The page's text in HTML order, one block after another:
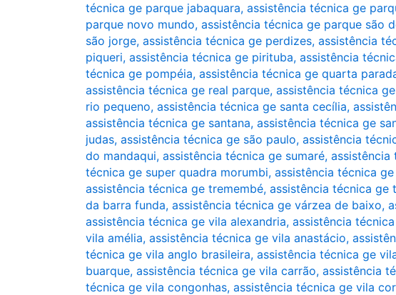
técnica ge parque jabaquara, assistência técnica ge
parque novo mundo, assistência técnica ge parque são
são jorge, assistência técnica ge perdizes, assistência
piqueri, assistência técnica ge pirituba, assistência
técnica ge pompéia, assistência técnica ge quarta
assistência técnica ge real parque, assistência técnica
rio pequeno, assistência técnica ge santa cecília,
assistência técnica ge santana, assistência técnica ge
judas, assistência técnica ge são paulo, assistência
do mandaqui, assistência técnica ge sumaré, assistência
técnica ge super quadra morumbi, assistência técnica
assistência técnica ge tremembé, assistência técnica ge
da barra funda, assistência técnica ge várzea de baixo,
assistência técnica ge vila alexandria, assistência
vila amélia, assistência técnica ge vila anastácio,
técnica ge vila anglo brasileira, assistência técnica ge
buarque, assistência técnica ge vila carrão, assistência
técnica ge vila congonhas, assistência técnica ge vila